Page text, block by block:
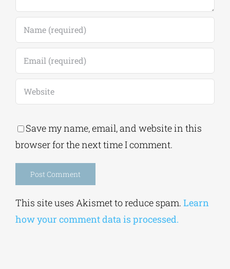
Save my name, email, and website in this
browser for the next time I comment.
Alternative:
how your comment data is processed.